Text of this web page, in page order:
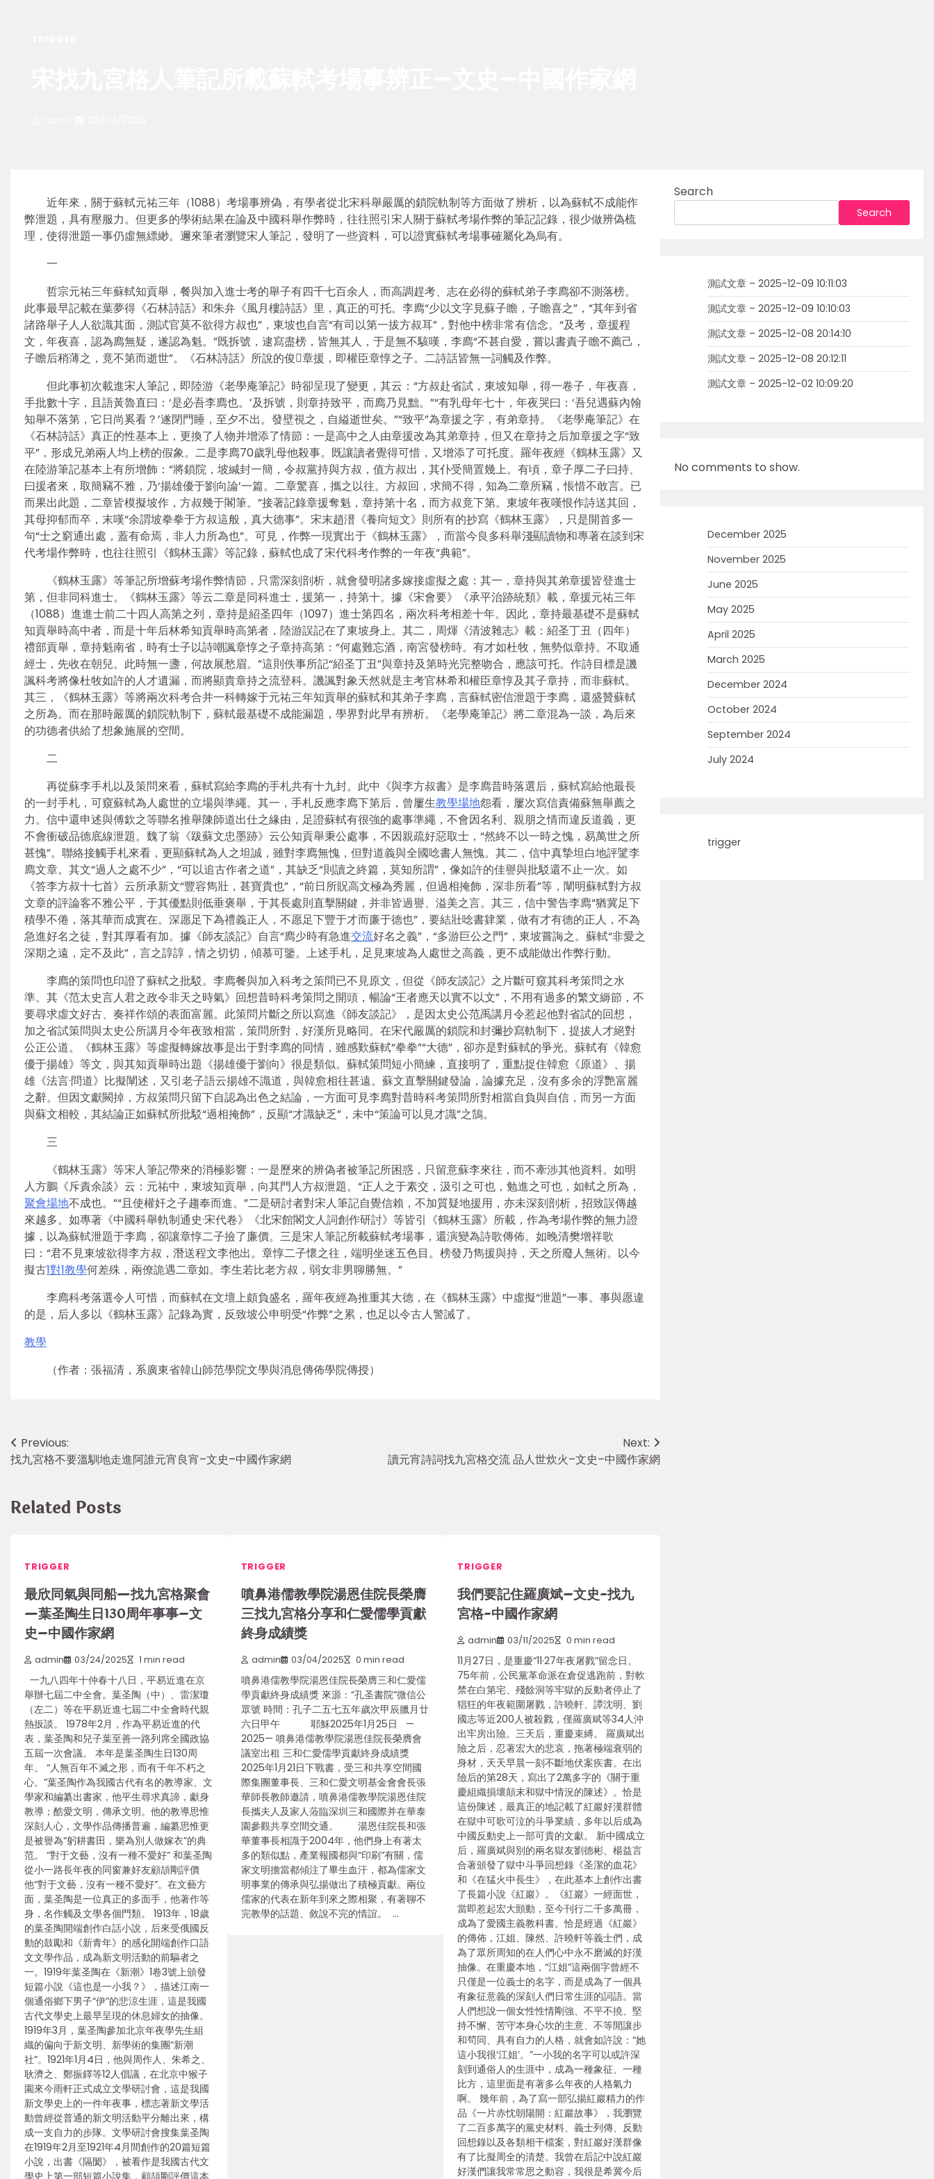
近年來，關于蘇軾元祐三年（1088）考場事辨偽，有學者從北宋科舉嚴厲的鎖院軌制等方面做了辨析，以為蘇軾不成能作
弊泄題，具有壓服力。但更多的學術結果在論及中國科舉作弊時，往往照引宋人關于蘇軾考場作弊的筆記記錄，很少做辨偽梳
理，使得泄題一事仍虛無縹緲。邇來筆者瀏覽宋人筆記，發明了一些資料，可以證實蘇軾考場事確屬化為烏有。
一
哲宗元祐三年蘇軾知貢舉，餐與加入進士考的舉子有四千七百余人，而高調趕考、志在必得的蘇軾弟子李廌卻不測落榜。
此事最早記載在葉夢得《石林詩話》和朱弁《風月樓詩話》里，真正的可托。李廌“少以文字見蘇子瞻，子瞻喜之”，“其年到省
諸路舉子人人欲識其面，測試官莫不欲得方叔也”，東坡也自言“有司以第一拔方叔耳”，對他中榜非常有信念。“及考，章援程
文，年夜喜，認為廌無疑，遂認為魁。”既拆號，逮寫盡榜，皆無其人，于是無不駭嘆，李廌“不甚自愛，嘗以書責子瞻不薦己，
子瞻后稍薄之，竟不第而逝世”。《石林詩話》所說的俊章援，即權臣章惇之子。二詩話皆無一詞觸及作弊。
但此事初次載進宋人筆記，即陸游《老學庵筆記》時卻呈現了變更，其云：“方叔赴省試，東坡知舉，得一卷子，年夜喜，
手批數十字，且語黃魯直曰：‘是必吾李廌也。’及拆號，則章持致平，而廌乃見黜。”“有乳母年七十，年夜哭曰：‘吾兒遇蘇內翰
知舉不落第，它日尚奚看？’遂閉門睡，至夕不出。發壁視之，自縊逝世矣。”“致平”為章援之字，有弟章持。《老學庵筆記》在
《石林詩話》真正的性基本上，更換了人物并增添了情節：一是高中之人由章援改為其弟章持，但又在章持之后加章援之字“致
平”，形成兄弟兩人均上榜的假象。二是李廌70歲乳母他殺事。既讓讀者覺得可惜，又增添了可托度。羅年夜經《鶴林玉露》又
在陸游筆記基本上有所增飾：“將鎖院，坡緘封一簡，令叔黨持與方叔，值方叔出，其仆受簡置幾上。有頃，章子厚二子曰持、
曰援者來，取簡竊不雅，乃‘揚雄優于劉向論’一篇。二章驚喜，攜之以往。方叔回，求簡不得，知為二章所竊，悵惜不敢言。已
而果出此題，二章皆模擬坡作，方叔幾于閣筆。”接著記錄章援奪魁，章持第十名，而方叔竟下第。東坡年夜嘆恨作詩送其回，
其母抑郁而卒，末嘆“余謂坡拳拳于方叔這般，真大德事”。宋末趙溍《養疴短文》則所有的抄寫《鶴林玉露》，只是開首多一
句“士之窮通出處，蓋有命焉，非人力所為也”。可見，作弊一現實出于《鶴林玉露》，而當今良多科舉淺顯讀物和專著在談到宋
代考場作弊時，也往往照引《鶴林玉露》等記錄，蘇軾也成了宋代科考作弊的一年夜“典範”。
《鶴林玉露》等筆記所增蘇考場作弊情節，只需深刻剖析，就會發明諸多嫁接虛擬之處：其一，章持與其弟章援皆登進士
第，但非同科進士。《鶴林玉露》等云二章是同科進士，援第一，持第十。據《宋會要》《承平治跡統類》載，章援元祐三年
（1088）進進士前二十四人高第之列，章持是紹圣四年（1097）進士第四名，兩次科考相差十年。因此，章持最基礎不是蘇軾
知貢舉時高中者，而是十年后林希知貢舉時高第者，陸游誤記在了東坡身上。其二，周煇《清波雜志》載：紹圣丁丑（四年）
禮部貢舉，章持魁南省，時有士子以詩嘲諷章惇之子章持高第：“何處難忘酒，南宮發榜時。有才如杜牧，無勢似章持。不取通
經士，先收在朝兒。此時無一盞，何故展愁眉。”這則佚事所記“紹圣丁丑”與章持及第時光完整吻合，應該可托。作詩目標是譏
諷科考將像杜牧如許的人才遺漏，而將顯貴章持之流登科。譏諷對象天然就是主考官林希和權臣章惇及其子章持，而非蘇軾。
其三，《鶴林玉露》等將兩次科考合并一科轉嫁于元祐三年知貢舉的蘇軾和其弟子李廌，言蘇軾密信泄題于李廌，還盛贊蘇軾
之所為。而在那時嚴厲的鎖院軌制下，蘇軾最基礎不成能漏題，學界對此早有辨析。《老學庵筆記》將二章混為一談，為后來
的功德者供給了想象施展的空間。
二
再從蘇李手札以及策問來看，蘇軾寫給李廌的手札共有十九封。此中《與李方叔書》是李廌昔時落選后，蘇軾寫給他最長
的一封手札，可窺蘇軾為人處世的立場與準繩。其一，手札反應李廌下第后，曾屢生教學場地怨看，屢次寫信責備蘇無舉薦之
力。信中還申述與傅欽之等聯名推舉陳師道出仕之緣由，足證蘇軾有很強的處事準繩，不會因名利、親朋之情而違反道義，更
不會衝破品德底線泄題。魏了翁《跋蘇文忠墨跡》云公知貢舉秉公處事，不因親疏好惡取士，“然終不以一時之愧，易萬世之所
甚愧”。聯絡接觸手札來看，更顯蘇軾為人之坦誠，雖對李廌無愧，但對道義與全國唸書人無愧。其二，信中真摯坦白地評騭李
廌文章。其文“過人之處不少”，“可以追古作者之道”，其缺乏“則讀之終篇，莫知所謂”，像如許的佳譽與批駁還不止一次。如
《答李方叔十七首》云所承新文“豐容雋壯，甚寶貴也”，“前日所貺高文極為秀麗，但過相掩飾，深非所看”等，闡明蘇軾對方叔
文章的評論客不雅公平，于其優點則低垂褒舉，于其長處則直擊關鍵，并非皆過譽、溢美之言。其三，信中警告李廌“猶冀足下
積學不倦，落其華而成實在。深愿足下為禮義正人，不愿足下豐于才而廉于德也”，要結壯唸書肄業，做有才有德的正人，不為
急進好名之徒，對其厚看有加。據《師友談記》自言“廌少時有急進交流好名之義”，“多游巨公之門”，東坡嘗誨之。蘇軾“非愛之
深期之遠，定不及此”，言之諄諄，情之切切，傾慕可鑒。上述手札，足見東坡為人處世之高義，更不成能做出作弊行動。
李廌的策問也印證了蘇軾之批駁。李廌餐與加入科考之策問已不見原文，但從《師友談記》之片斷可窺其科考策問之水
準。其《范太史言人君之政令非天之時氣》回想昔時科考策問之開頭，暢論“王者應天以實不以文”，不用有過多的繁文縟節，不
要尋求虛文好古、奏祥作頌的表面富麗。此策問片斷之所以寫進《師友談記》，是因太史公范禹講月令惹起他對省試的回想，
加之省試策問與太史公所講月令年夜致相當，策問所對，好漢所見略同。在宋代嚴厲的鎖院和封彌抄寫軌制下，提拔人才絕對
公正公道。《鶴林玉露》等虛擬轉嫁故事是出于對李廌的同情，雖感歎蘇軾“拳拳”“大德”，卻亦是對蘇軾的爭光。蘇軾有《韓愈
優于揚雄》等文，與其知貢舉時出題《揚雄優于劉向》很是類似。蘇軾策問短小簡練，直接明了，重點捉住韓愈《原道》、揚
雄《法言·問道》比擬闡述，又引老子語云揚雄不識道，與韓愈相往甚遠。蘇文直擊關鍵發論，論據充足，沒有多余的浮艷富麗
之辭。但因文獻闕掉，方叔策問只留下自認為出色之結論，一方面可見李廌對昔時科考策問所對相當自負與自信，而另一方面
與蘇文相較，其結論正如蘇軾所批駁“過相掩飾”，反顯“才識缺乏”，未中“策論可以見才識”之鵠。
三
《鶴林玉露》等宋人筆記帶來的消極影響：一是歷來的辨偽者被筆記所困惑，只留意蘇李來往，而不牽涉其他資料。如明
人方鵬《斥責余談》云：元祐中，東坡知貢舉，向其門人方叔泄題。“正人之于素交，汲引之可也，勉進之可也，如軾之所為，
聚會場地不成也。”“且使權奸之子趨奉而進。”二是研討者對宋人筆記自覺信賴，不加質疑地援用，亦未深刻剖析，招致誤傳越
來越多。如專著《中國科舉軌制通史·宋代卷》《北宋館閣文人詞創作研討》等皆引《鶴林玉露》所載，作為考場作弊的無力證
據，以為蘇軾泄題于李廌，卻讓章惇二子撿了廉價。三是宋人筆記所載蘇軾考場事，還演變為詩歌傳佈。如晚清樊增祥歌
曰：“君不見東坡欲得李方叔，潛送程文李他出。章惇二子懷之往，端明坐迷五色目。榜發乃雋援與持，天之所廢人無術。以今
擬古1對1教學何差殊，兩僚詭遇二章如。李生若比老方叔，弱女非男聊勝無。”
李廌科考落選令人可惜，而蘇軾在文壇上頗負盛名，羅年夜經為推重其大德，在《鶴林玉露》中虛擬“泄題”一事。事與愿違
的是，后人多以《鶴林玉露》記錄為實，反致坡公申明受“作弊”之累，也足以令古人警誡了。
教學
（作者：張福清，系廣東省韓山師范學院文學與消息傳佈學院傳授）
Post
navigation
Previous:
找九宮格不要溫馴地走進阿誰元宵良宵–文史–中國作家網
Next:
讀元宵詩詞找九宮格交流 品人世炊火–文史–中國作家網
Related Posts
TRIGGER
最欣同氣與同船—找九宮格聚會
—葉圣陶生日130周年事事–文
史–中國作家網
admin 03/24/2025 1 min read
一九八四年十仲春十八日，平易近進在京
舉辦七屆二中全會。葉圣陶（中）、雷潔瓊
（左二）等在平易近進七屆二中全會時代親
熱扳談。 1978年2月，作為平易近進的代
表，葉圣陶和兒子葉至善一路列席全國政協
五屆一次會議。 本年是葉圣陶生日130周
年。 “人無百年不滅之形，而有千年不朽之
心。”葉圣陶作為我國古代有名的教導家、文
學家和編纂出書家，他平生尋求真諦，獻身
教導；酷愛文明，傳承文明。他的教導思惟
深刻人心，文學作品傳播普遍，編纂思惟更
是被譽為“躬耕書田，樂為別人做嫁衣”的典
范。 “對于文藝，沒有一種不愛好” 和葉圣陶
從小一路長年夜的同窗兼好友顧頡剛評價
他“對于文藝，沒有一種不愛好”。在文藝方
面，葉圣陶是一位真正的多面手，他著作等
身，名作觸及文學各個門類。 1913年，18歲
的葉圣陶開端創作白話小說，后來受俄國反
動的鼓勵和《新青年》的感化開端創作口語
文文學作品，成為新文明活動的前驅者之
一。1919年葉圣陶在《新潮》1卷3號上頒發
短篇小說《這也是一小我？》，描述江南一
個通俗鄉下男子“伊”的悲涼生涯，這是我國
古代文學史上最早呈現的休息婦女的抽像。
1919年3月，葉圣陶參加北京年夜學先生組
織的偏向于新文明、新學術的集團“新潮
社”。1921年1月4日，他與周作人、朱希之、
耿濟之、鄭振鐸等12人倡議，在北京中猴子
園來今雨軒正式成立文學研討會，這是我國
新文學史上的一件年夜事，標志著新文學活
動曾經從普通的新文明活動平分離出來，構
成一支自力的步隊。文學研討會搜集葉圣陶
在1919年2月至1921年4月間創作的20篇短篇
小說，出書《隔閡》，被看作是我國古代文
TRIGGER
噴鼻港儒教學院湯恩佳院長榮膺
三找九宮格分享和仁愛儒學貢獻
終身成績獎
admin 03/04/2025 0 min read
噴鼻港儒教學院湯恩佳院長榮膺三和仁愛儒
學貢獻終身成績獎 來源：“孔圣書院”微信公
眾號 時間：孔子二五七五年歲次甲辰臘月廿
六日甲午 耶穌2025年1月25日 —
2025— 噴鼻港儒教學院湯恩佳院長榮膺會
議室出租 三和仁愛儒學貢獻終身成績獎
2025年1月21日下戰書，受三和共享空間國
際集團董事長、三和仁愛文明基金會會長張
華師長教師邀請，噴鼻港儒教學院湯恩佳院
長攜夫人及家人蒞臨深圳三和國際并在華泰
園參觀共享空間交通。 湯恩佳院長和張
華董事長相識于2004年，他們身上有著太
多的類似點，產業報國都與“印刷”有關，儒
家文明擔當都傾注了畢生血汗，都為儒家文
明事業的傳承與弘揚做出了積極貢獻。兩位
儒家的代表在新年到來之際相聚，有著聊不
完教學的話題、敘說不完的情誼。 …
TRIGGER
我們要記住羅廣斌–文史-找九
宮格-中國作家網
admin 03/11/2025 0 min read
11月27日，是重慶“11·27年夜屠戮”留念日。
75年前，公民黨革命派在倉促逃跑前，對軟
禁在白第宅、殘餘洞等牢獄的反動者停止了
猖狂的年夜範圍屠戮，許曉軒、譚沈明、劉
國志等近200人被殺戮，僅羅廣斌等34人沖
出牢房出險。三天后，重慶束縛。 羅廣斌出
險之后，忍著宏大的悲哀，拖著極端衰弱的
身材，天天早晨一刻不斷地伏案疾書。在出
險后的第28天，寫出了2萬多字的《關于重
慶組織損壞顛末和獄中情況的陳述》。恰是
這份陳述，最真正的地記載了紅巖好漢群體
在獄中可歌可泣的斗爭業績，多年以后成為
中國反動史上一部可貴的文獻。 新中國成立
后，羅廣斌與別的兩名獄友劉德彬、楊益言
合著頒發了獄中斗爭回想錄《圣潔的血花》
和《在猛火中長生》，在此基本上創作出書
了長篇小說《紅巖》。《紅巖》一經面世，
當即惹起宏大顫動，至今刊行二千多萬冊，
成為了愛國主義教科書。恰是經過《紅巖》
的傳佈，江姐、陳然、許曉軒等義士們，成
為了眾所周知的在人們心中永不磨滅的好漢
抽像。在重慶本地，“江姐”這兩個字曾經不
只僅是一位義士的名字，而是成為了一個具
有象征意義的深刻人們日常生涯的詞語。當
人們想說一個女性性情剛強、不平不撓、堅
持不懈、苦守本身心坎的主意、不等閒讓步
和茍同、具有自力的人格，就會如許說：“她
這小我很‘江姐’。”一小我的名字可以或許深
刻到通俗人的生涯中，成為一種象征、一種
比方，這里面是有著多么年夜的人格氣力
啊。 幾年前，為了寫一部弘揚紅巖精力的作
品《一片赤忱朝陽開：紅巖故事》，我瀏覽
了二百多萬字的黨史材料、義士列傳、反動
回想錄以及各類相干檔案，對紅巖好漢群像
有了比擬周全的清楚。我曾在后記中說紅巖
好漢們讓我常常思之動容，我很是希冀今后
Search
Search
測試文章 – 2025-12-09 10:11:03
測試文章 – 2025-12-09 10:10:03
測試文章 – 2025-12-08 20:14:10
測試文章 – 2025-12-08 20:12:11
測試文章 – 2025-12-02 10:09:20
No comments to show.
December 2025
November 2025
June 2025
May 2025
April 2025
March 2025
December 2024
October 2024
September 2024
July 2024
trigger